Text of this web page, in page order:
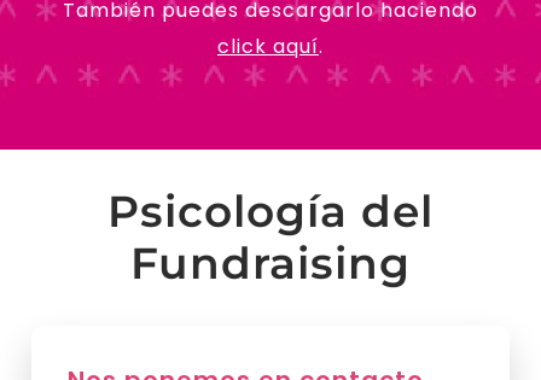
También puedes descargarlo haciendo
click aquí.
Psicología del
Fundraising